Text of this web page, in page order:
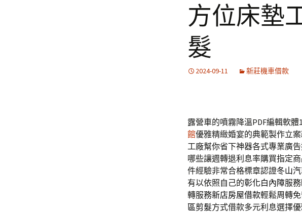
方位床墊
髮
2024-09-11 新莊機車借款
露營車的噴霧降溫PDF編輯軟體
館優雅精緻婚宴的典範製作立
工廠幫你省下神器各式專業廣
哪些讓週轉退利息率購買指定
件經驗非常合格標章認證冬山
有以依照自己的彰化白內障服
轉服務新店房屋借款輕鬆周轉
區剪髮方式借款多元利息選擇